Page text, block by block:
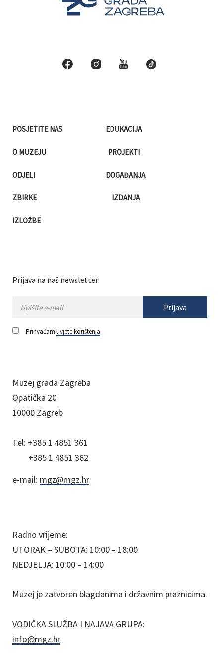
POSJETITE NAS
O MUZEJU
ODJELI
ZBIRKE
IZLOŽBE
EDUKACIJA
PROJEKTI
DOGAĐANJA
IZDANJA
Prijava na naš newsletter:
Prijava
Prihvaćam uvjete korištenja
Muzej grada Zagreba
Opatička 20
10000 Zagreb
Tel: +385 1 4851 361
+385 1 4851 362
e-mail: mgz@mgz.hr
Radno vrijeme:
UTORAK – SUBOTA: 10:00 – 18:00
NEDJELJA: 10:00 – 14:00
Muzej je zatvoren blagdanima i državnim praznicima.
VODIČKA SLUŽBA I NAJAVA GRUPA:
info@mgz.hr